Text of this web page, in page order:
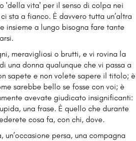
'della vita' per il senso di colpa nei
sta a fianco. È davvero tutta un’altra
insieme a lungo bisogna fare tante
meravigliosi o brutti, e vi rovina la
una donna qualunque che vi passa a
sapete e non volete sapere il titolo; è
sarebbe bello se fosse con voi; è
avevate giudicato insignificanti:
una frase. È quello che durante
cosa fa, con chi, dove.
persa, una compagna